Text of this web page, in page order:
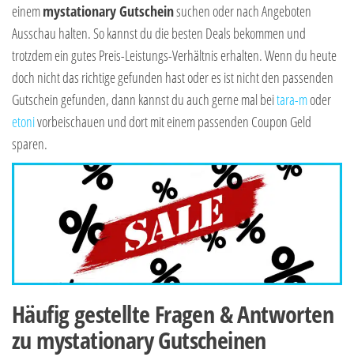
einemmystationary Gutscheinsuchen oder nach Angeboten
Ausschau halten. So kannst du die besten Deals bekommen und
trotzdem ein gutes Preis-Leistungs-Verhältnis erhalten. Wenn du heute
doch nicht das richtige gefunden hast oder es ist nicht den passenden
Gutschein gefunden, dann kannst du auch gerne mal beitara-moder
etonivorbeischauen und dort mit einem passenden Coupon Geld
sparen.
Häufig gestellte Fragen & Antworten
zu mystationary Gutscheinen